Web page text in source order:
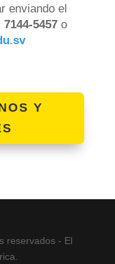
enviando el
7144-5457 o
Y
reservados - El